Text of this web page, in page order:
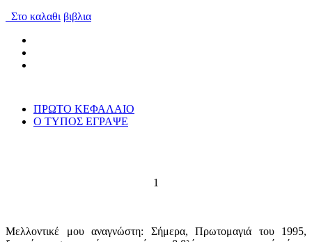
Στο καλαθι βιβλια
ΠΡΩΤΟ ΚΕΦΑΛΑΙΟ
Ο ΤΥΠΟΣ ΕΓΡΑΨΕ
1
Μελλοντικέ μου αναγνώστη: Σήμερα, Πρωτομαγιά του 1995,